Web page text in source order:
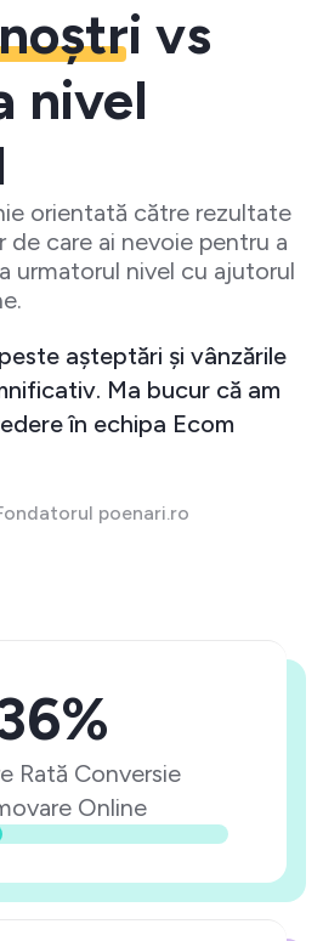
vs
nivel
orientată către rezultate
de care ai nevoie pentru a
urmatorul nivel cu ajutorul
așteptări și vânzările
Ma bucur că am
în echipa Ecom
poenari.ro
Rată Conversie
Online